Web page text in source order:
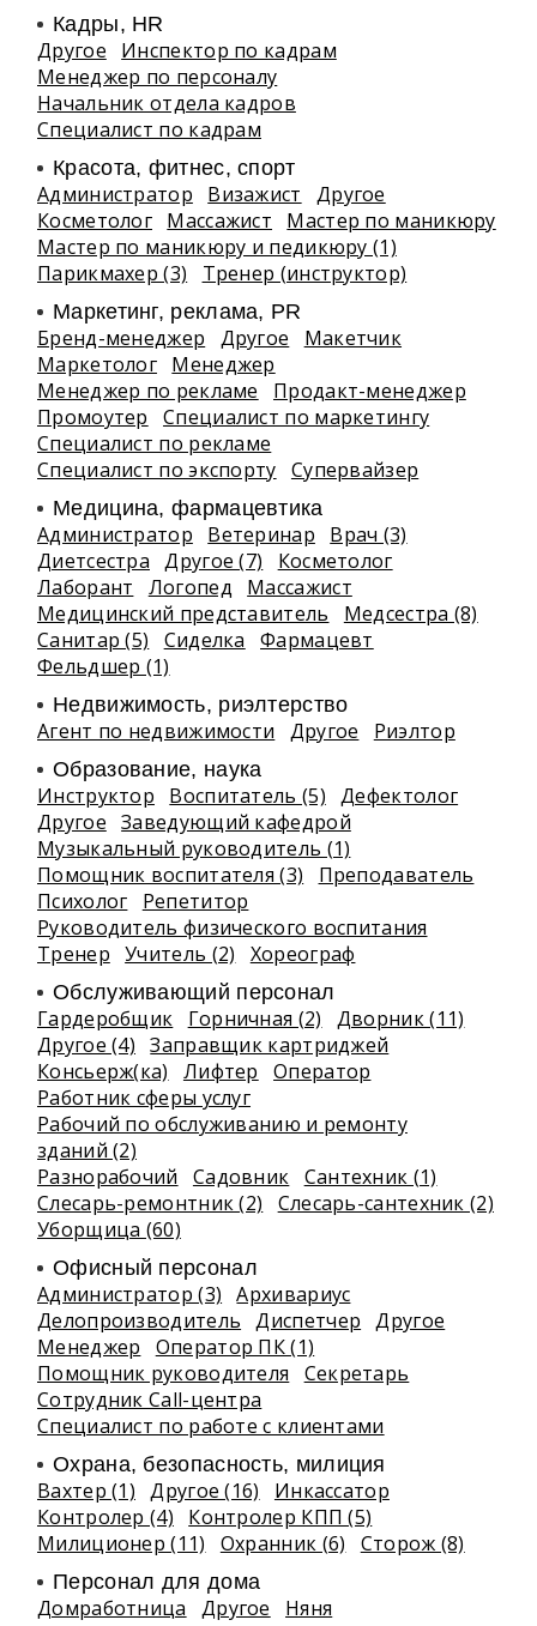
Кадры, HR
Другое
Инспектор по кадрам
Менеджер по персоналу
Начальник отдела кадров
Специалист по кадрам
Красота, фитнес, спорт
Администратор Визажист
Другое
Косметолог Массажист
Мастер по маникюру
Мастер по маникюру и педикюру (1)
Парикмахер (3)
Тренер (инструктор)
Маркетинг, реклама, PR
Бренд-менеджер Другое
Макетчик
Маркетолог Менеджер
Менеджер по рекламе
Продакт-менеджер
Промоутер
Специалист по маркетингу
Специалист по рекламе
Специалист по экспорту Супервайзер
Медицина, фармацевтика
Администратор Ветеринар
Врач (3)
Диетсестра
Другое (7)
Косметолог
Лаборант
Логопед
Массажист
Медицинский представитель
Медсестра (8)
Санитар (5)
Сиделка
Фармацевт
Фельдшер (1)
Недвижимость, риэлтeрство
Агент по недвижимости Другое Риэлтор
Образование, наука
Инструктор Воспитатель (5) Дефектолог
Другое Заведующий кафедрой
Музыкальный руководитель (1)
Помощник воспитателя (3)
Преподаватель
Психолог
Репетитор
Руководитель физического воспитания
Тренер Учитель (2) Хореограф
Обслуживающий персонал
Гардеробщик Горничная (2)
Дворник (11)
Другое (4)
Заправщик картриджей
Консьерж(ка)
Лифтер
Оператор
Работник сферы услуг
Рабочий по обслуживанию и ремонту
зданий (2)
Разнорабочий
Садовник Сантехник (1)
Слесарь-ремонтник (2)
Слесарь-сантехник (2)
Уборщица (60)
Офисный персонал
Администратор (3)
Архивариус
Делопроизводитель
Диспетчер
Другое
Менеджер
Оператор ПК (1)
Помощник руководителя
Секретарь
Сотрудник Call-центра
Специалист по работе с клиентами
Охрана, безопасность, милиция
Вахтер (1) Другое (16)
Инкассатор
Контролер (4)
Контролер КПП (5)
Милиционер (11)
Охранник (6) Сторож (8)
Персонал для дома
Домработница Другое
Няня